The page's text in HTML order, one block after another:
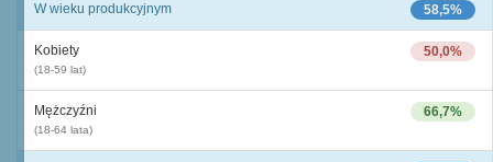
58,5%
W wieku produkcyjnym
50,0%
Kobiety
(18-59 lat)
66,7%
Mężczyźni
(18-64 lata)